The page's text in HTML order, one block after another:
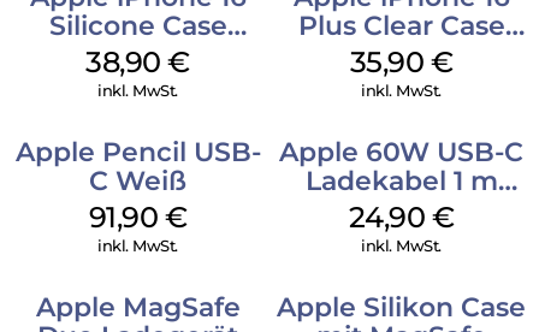
Silicone Case
MagSafe
Ultramarine
38,90€
inkl. MwSt.
Plus Clear Case
MagSafe
Transparent
35,90 €
inkl. MwSt.
Apple Pencil USB-
C Weiß
91,90 €
inkl. MwSt.
Apple 60W USB-C
Ladekabel 1 m
Weiß
24,90 €
inkl. MwSt.
Apple MagSafe
Apple Silikon Case